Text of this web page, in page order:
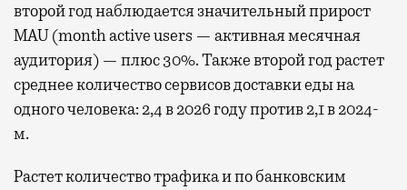
второй год наблюдается значительный прирост
MAU (month active users — активная месячная
аудитория) — плюс 30%. Также второй год растет
среднее количество сервисов доставки еды на
одного человека: 2,4 в 2026 году против 2,1 в 2024-
м.
Растет количество трафика и по банковским